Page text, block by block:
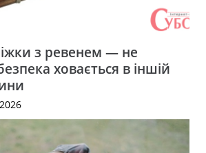
з ревенем — не
ховається в іншій